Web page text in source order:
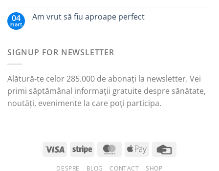
04
mart.
Am vrut să fiu aproape perfect
SIGNUP FOR NEWSLETTER
Alătură-te celor 285.000 de abonați la newsletter. Vei
primi săptămânal informații gratuite despre sănătate,
noutăți, evenimente la care poți participa.
DESPRE BLOG CONTACT SHOP